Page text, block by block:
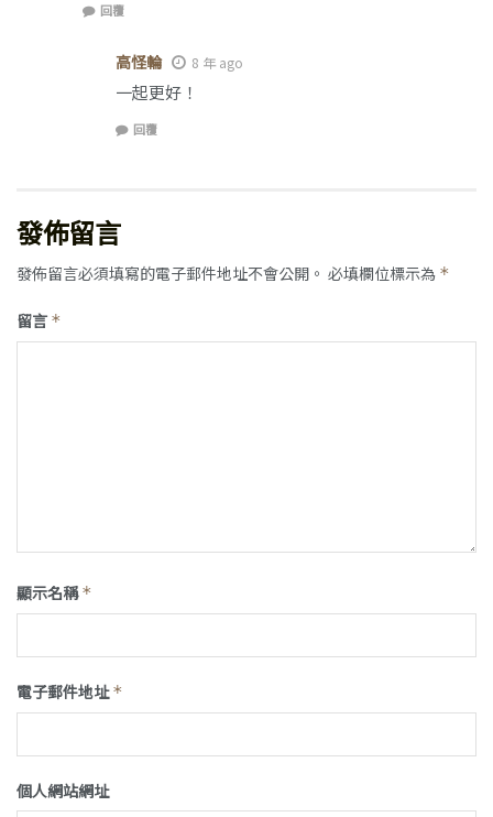
回覆
高怪輪 8 年 ago
一起更好！
回覆
發佈留言
發佈留言必須填寫的電子郵件地址不會公開。 必填欄位標示為 *
留言 *
顯示名稱*
電子郵件地址*
個人網站網址